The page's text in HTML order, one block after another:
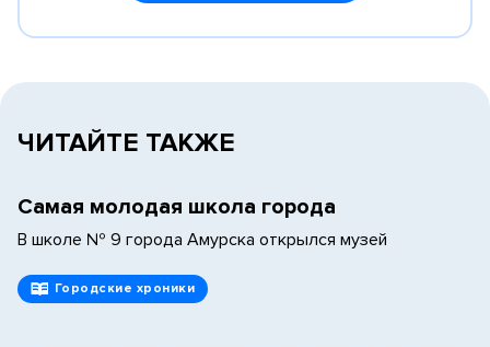
ЧИТАЙТЕ ТАКЖЕ
Самая молодая школа города
В школе № 9 города Амурска открылся музей
Городские хроники